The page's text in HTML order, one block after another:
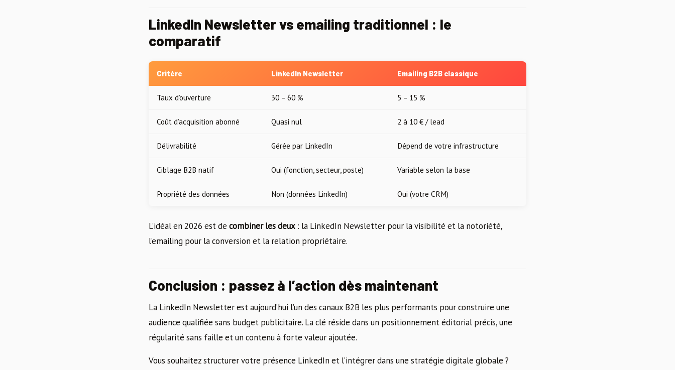
LinkedIn Newsletter vs emailing traditionnel : le
comparatif
Critère LinkedIn Newsletter Emailing B2B classique
Taux d’ouverture 30 – 60 % 5 – 15 %
Coût d’acquisition abonné Quasi nul 2 à 10 € / lead
Délivrabilité Gérée par LinkedIn Dépend de votre infrastructure
Ciblage B2B natif Oui (fonction, secteur, poste) Variable selon la base
Propriété des données Non (données LinkedIn) Oui (votre CRM)
L’idéal en 2026 est de combiner les deux : la LinkedIn Newsletter pour la visibilité et la notoriété,
l’emailing pour la conversion et la relation propriétaire.
Conclusion : passez à l’action dès maintenant
La LinkedIn Newsletter est aujourd’hui l’un des canaux B2B les plus performants pour construire une
audience qualifiée sans budget publicitaire. La clé réside dans un positionnement éditorial précis, une
régularité sans faille et un contenu à forte valeur ajoutée.
Vous souhaitez structurer votre présence LinkedIn et l’intégrer dans une stratégie digitale globale ?